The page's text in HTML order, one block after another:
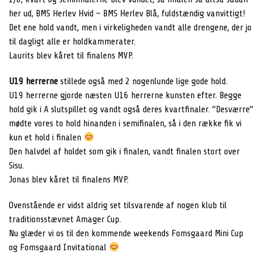
her ud, BMS Herlev Hvid – BMS Herlev Blå, fuldstændig vanvittigt!
Det ene hold vandt, men i virkeligheden vandt alle drengene, der jo
til dagligt alle er holdkammerater.
Laurits blev kåret til finalens MVP.
U19 herrerne stillede også med 2 nogenlunde lige gode hold.
U19 herrerne gjorde næsten U16 herrerne kunsten efter. Begge
hold gik i A slutspillet og vandt også deres kvartfinaler. ”Desværre”
mødte vores to hold hinanden i semifinalen, så i den række fik vi
kun et hold i finalen
Den halvdel af holdet som gik i finalen, vandt finalen stort over
Sisu.
Jonas blev kåret til finalens MVP.
Ovenstående er vidst aldrig set tilsvarende af nogen klub til
traditionsstævnet Amager Cup.
Nu glæder vi os til den kommende weekends Fomsgaard Mini Cup
og Fomsgaard Invitational